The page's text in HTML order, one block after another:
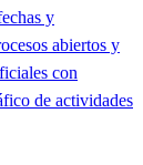
y
abiertos y
con
de actividades